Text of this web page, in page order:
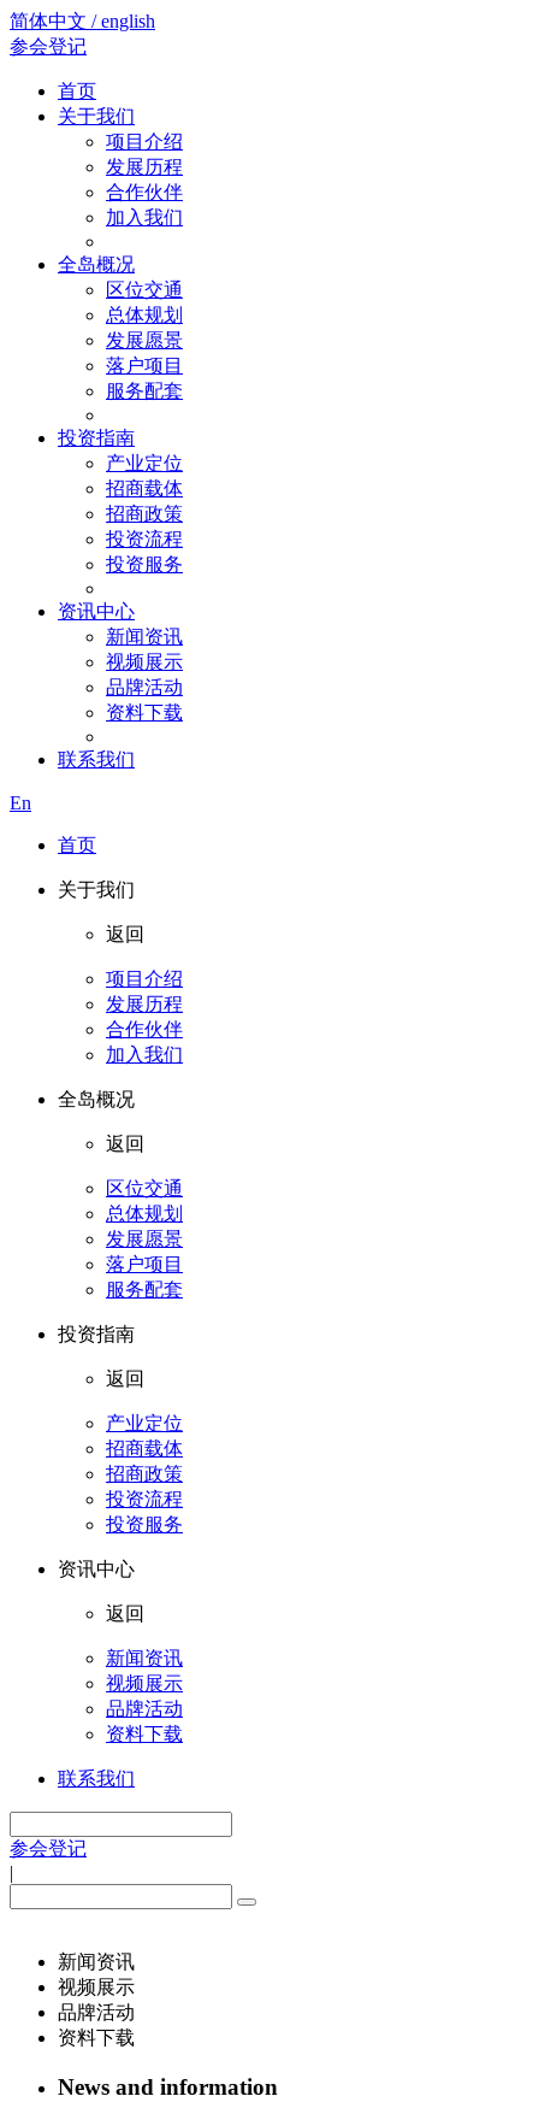
简体中文 / english
参会登记
首页
关于我们
项目介绍
发展历程
合作伙伴
加入我们
全岛概况
区位交通
总体规划
发展愿景
落户项目
服务配套
投资指南
产业定位
招商载体
招商政策
投资流程
投资服务
资讯中心
新闻资讯
视频展示
品牌活动
资料下载
联系我们
En
首页
关于我们
返回
项目介绍
发展历程
合作伙伴
加入我们
全岛概况
返回
区位交通
总体规划
发展愿景
落户项目
服务配套
投资指南
返回
产业定位
招商载体
招商政策
投资流程
投资服务
资讯中心
返回
新闻资讯
视频展示
品牌活动
资料下载
联系我们
参会登记
|
新闻资讯
视频展示
品牌活动
资料下载
News and information